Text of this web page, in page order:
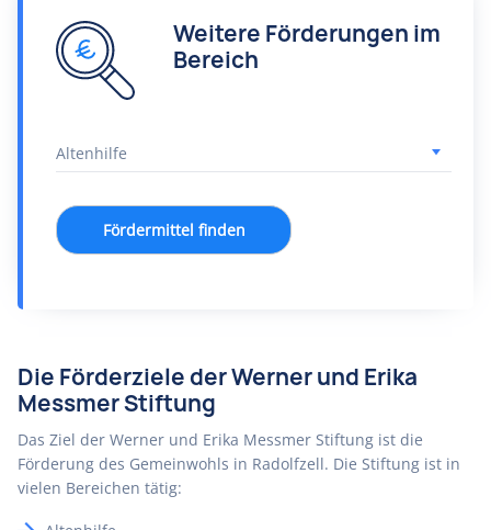
Weitere Förderungen im
Bereich
Fördermittel finden
Die Förderziele der Werner und Erika
Messmer Stiftung
Das Ziel der Werner und Erika Messmer Stiftung ist die
Förderung des Gemeinwohls in Radolfzell. Die Stiftung ist in
vielen Bereichen tätig: